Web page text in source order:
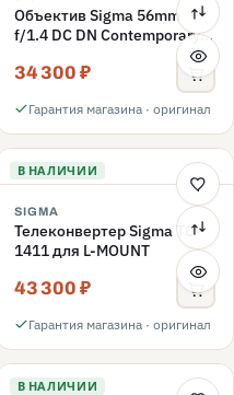
Объектив Sigma 56mm
f/1.4 DC DN Contemporary
34 300 ₽
Гарантия магазина · оригинал
В НАЛИЧИИ
SIGMA
Телеконвертер Sigma TC-
1411 для L-MOUNT
43 300 ₽
Гарантия магазина · оригинал
В НАЛИЧИИ